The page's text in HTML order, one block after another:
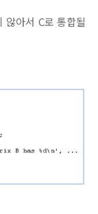
않아서 C로 통합될